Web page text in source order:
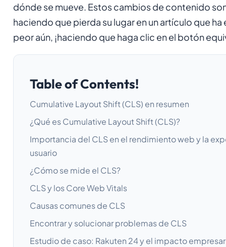
dónde se mueve. Estos cambios de contenido
haciendo que pierda su lugar en un artículo que ha
peor aún, ¡haciendo que haga clic en el botón
Table of Contents!
Cumulative Layout Shift (CLS) en resumen
¿Qué es Cumulative Layout Shift (CLS)?
Importancia del CLS en el rendimiento web y la
usuario
¿Cómo se mide el CLS?
CLS y los Core Web Vitals
Causas comunes de CLS
Encontrar y solucionar problemas de CLS
Estudio de caso: Rakuten 24 y el impacto